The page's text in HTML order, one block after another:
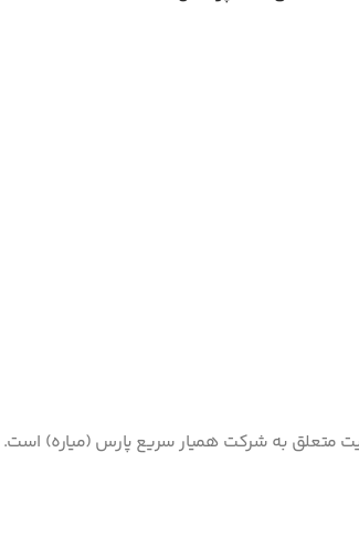
متعلق به شرکت همیار سریع پارس (میاره) است.